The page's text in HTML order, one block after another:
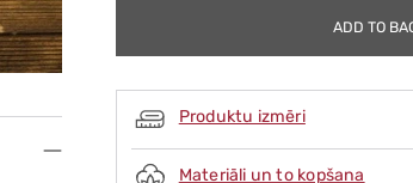
ADD TO
Produktu izmēri
Materiāli un to kopšana